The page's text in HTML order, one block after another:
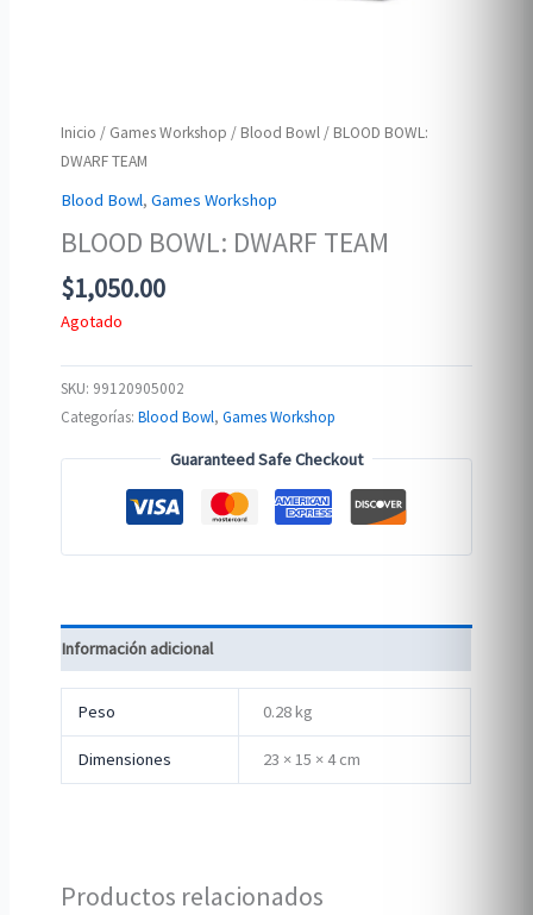
Inicio / Games Workshop / Blood Bowl / BLOOD BOWL:
DWARF TEAM
Blood Bowl,Games Workshop
BLOOD BOWL: DWARF TEAM
$1,050.00
Agotado
SKU: 99120905002
Categorías:Blood Bowl,Games Workshop
Guaranteed Safe Checkout
Información adicional
Peso 0.28 kg
Dimensiones 23 × 15 × 4 cm
Productos relacionados